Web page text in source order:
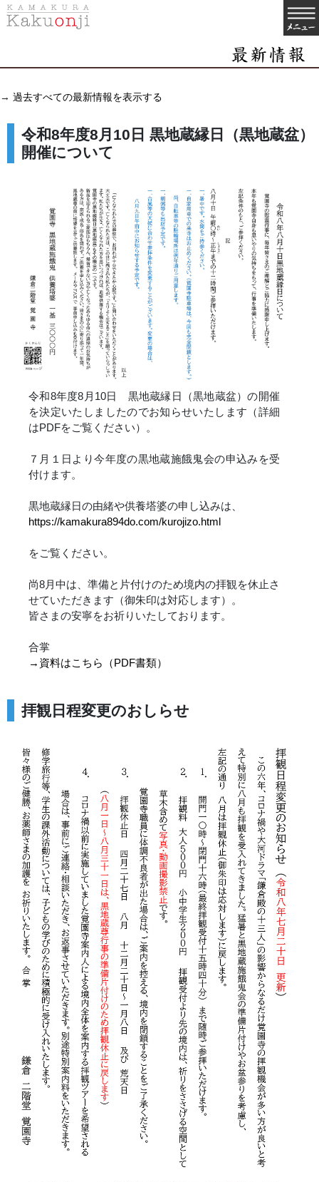
→ 過去すべての最新情報を表示する
令和8年度8月10日 黒地蔵縁日（黒地蔵盆）
開催について
令和8年度8月10日 黒地蔵縁日（黒地蔵盆）の開催
を決定いたしましたのでお知らせいたします（詳細
はPDFをご覧ください）。
７月１日より今年度の黒地蔵施餓鬼会の申込みを受
付けます。
黒地蔵縁日の由緒や供養塔婆の申し込みは、
https://kamakura894do.com/kurojizo.html
をご覧ください。
尚8月中は、準備と片付けのため境内の拝観を休止さ
せていただきます（御朱印は対応します）。
皆さまの安寧をお祈りいたしております。
合掌
→資料はこちら（PDF書類）
拝観日程変更のおしらせ